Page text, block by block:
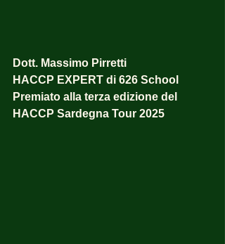
Dott. Massimo Pirretti
HACCP EXPERT di 626 School
Premiato alla terza edizione del
HACCP Sardegna Tour 2025